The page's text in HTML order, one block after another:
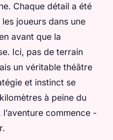
Chaque détail a été
joueurs dans une
avant que la
Ici, pas de terrain
un véritable théâtre
et instinct se
à peine du
commence -